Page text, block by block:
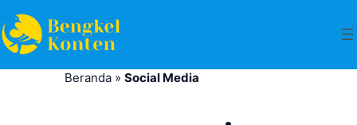
Beranda» Social Media